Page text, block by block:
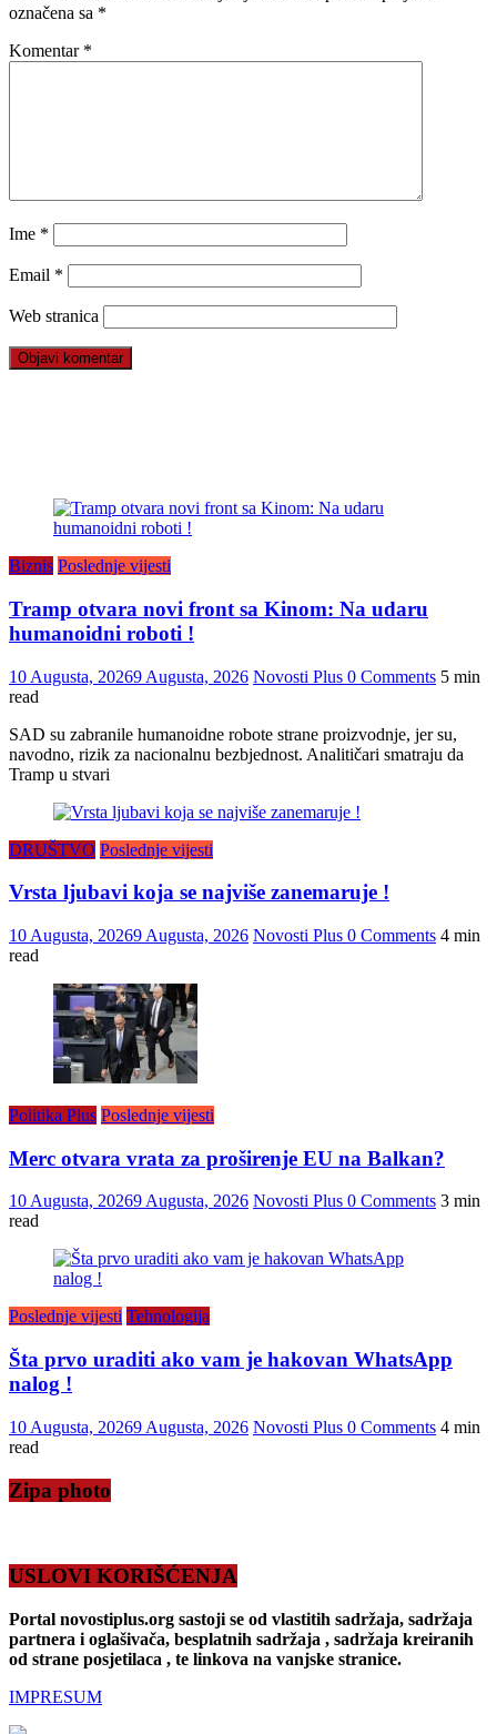
označena sa *
Komentar *
Ime *
Email *
Web stranica
Biznis Poslednje vijesti
Tramp otvara novi front sa Kinom: Na udaru
humanoidni roboti !
10 Augusta, 20269 Augusta, 2026 Novosti Plus 0 Comments 5 min
read
SAD su zabranile humanoidne robote strane proizvodnje, jer su,
navodno, rizik za nacionalnu bezbjednost. Analitičari smatraju da
Tramp u stvari
DRUŠTVO Poslednje vijesti
Vrsta ljubavi koja se najviše zanemaruje !
10 Augusta, 20269 Augusta, 2026 Novosti Plus 0 Comments 4 min
read
Politika Plus Poslednje vijesti
Merc otvara vrata za proširenje EU na Balkan?
10 Augusta, 20269 Augusta, 2026 Novosti Plus 0 Comments 3 min
read
Poslednje vijesti Tehnologija
Šta prvo uraditi ako vam je hakovan WhatsApp
nalog !
10 Augusta, 20269 Augusta, 2026 Novosti Plus 0 Comments 4 min
read
Zipa photo
USLOVI KORIŠĆENJA
Portal novostiplus.org sastoji se od vlastitih sadržaja, sadržaja
partnera i oglašivača, besplatnih sadržaja , sadržaja kreiranih
od strane posjetilaca , te linkova na vanjske stranice.
IMPRESUM